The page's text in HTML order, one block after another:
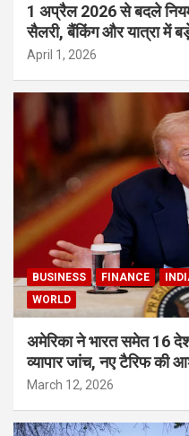
1 अप्रैल 2026 से बदले
सैलरी, बैंकिंग और यात्रा में
April 1, 2026
BUSINESS FINANCE
WORLD
अमेरिका ने भारत समेत 16
व्यापार जांच, नए टैरिफ की
March 12, 2026